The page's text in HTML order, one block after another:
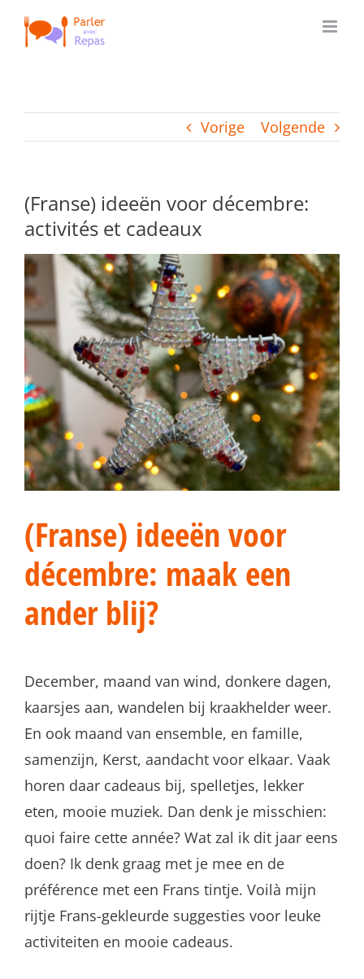
naar
Vorige Volgende
(Franse) ideeën voor décembre:
activités et cadeaux
Bekijk
grotere
afbeelding
(Franse) ideeën voor
décembre: maak een
ander blij?
December, maand van wind, donkere dagen,
kaarsjes aan, wandelen bij kraakhelder weer.
En ook maand van ensemble, en famille,
samenzijn, Kerst, aandacht voor elkaar. Vaak
horen daar cadeaus bij, spelletjes, lekker
eten, mooie muziek. Dan denk je misschien:
quoi faire cette année? Wat zal ik dit jaar eens
doen? Ik denk graag met je mee en de
préférence met een Frans tintje. Voilà mijn
rijtje Frans-gekleurde suggesties voor leuke
activiteiten en mooie cadeaus.